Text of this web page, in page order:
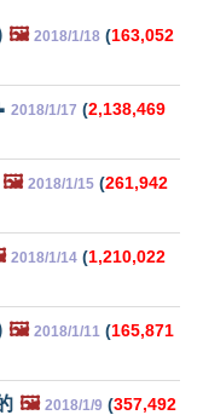
🖼️ 2018/1/18 (163,052
2018/1/17 (2,138,469
🖼️ 2018/1/15 (261,942
2018/1/14 (1,210,022
🖼️ 2018/1/11 (165,871
🖼️ 2018/1/9 (357,492